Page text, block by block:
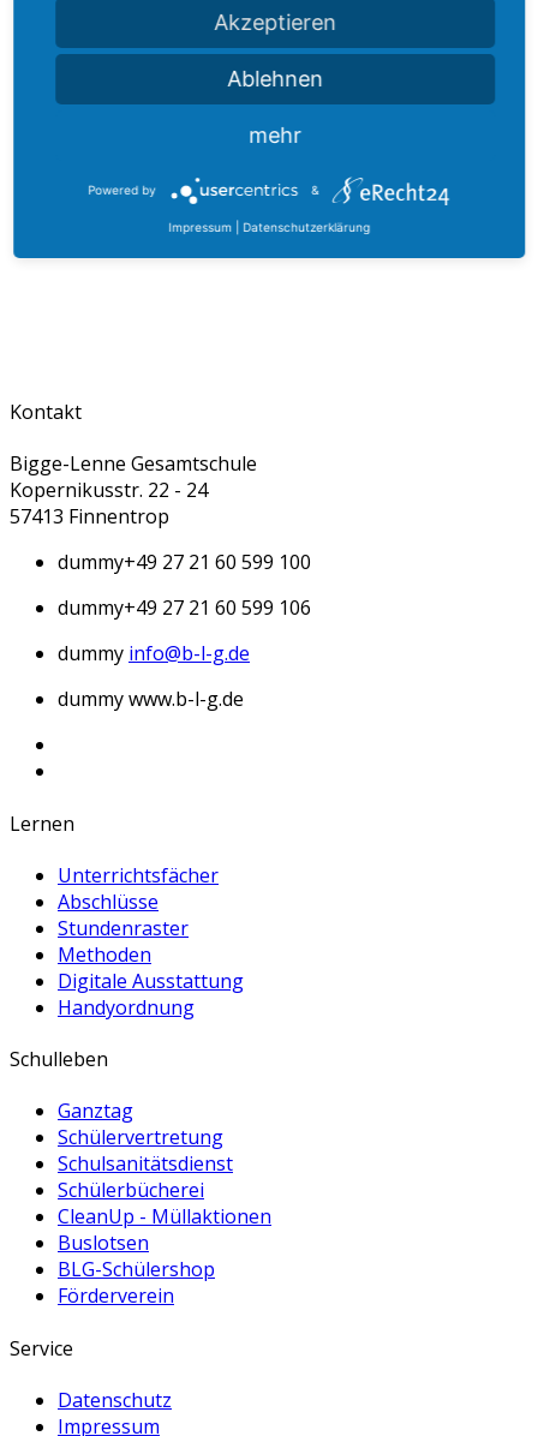
weitere Anlaufstellen in der nahen Umgebung
Kontakt
Bigge-Lenne Gesamtschule
Kopernikusstr. 22 - 24
57413 Finnentrop
dummy+49 27 21 60 599 100
dummy+49 27 21 60 599 106
dummy info@b-l-g.de
dummywww.b-l-g.de
Lernen
Unterrichtsfächer
Abschlüsse
Stundenraster
Methoden
Digitale Ausstattung
Handyordnung
Schulleben
Ganztag
Schülervertretung
Schulsanitätsdienst
Schülerbücherei
CleanUp - Müllaktionen
Buslotsen
BLG-Schülershop
Förderverein
Service
Datenschutz
Impressum
Akzeptieren
Ablehnen
mehr
Powered by &
Impressum Datenschutzerklärung